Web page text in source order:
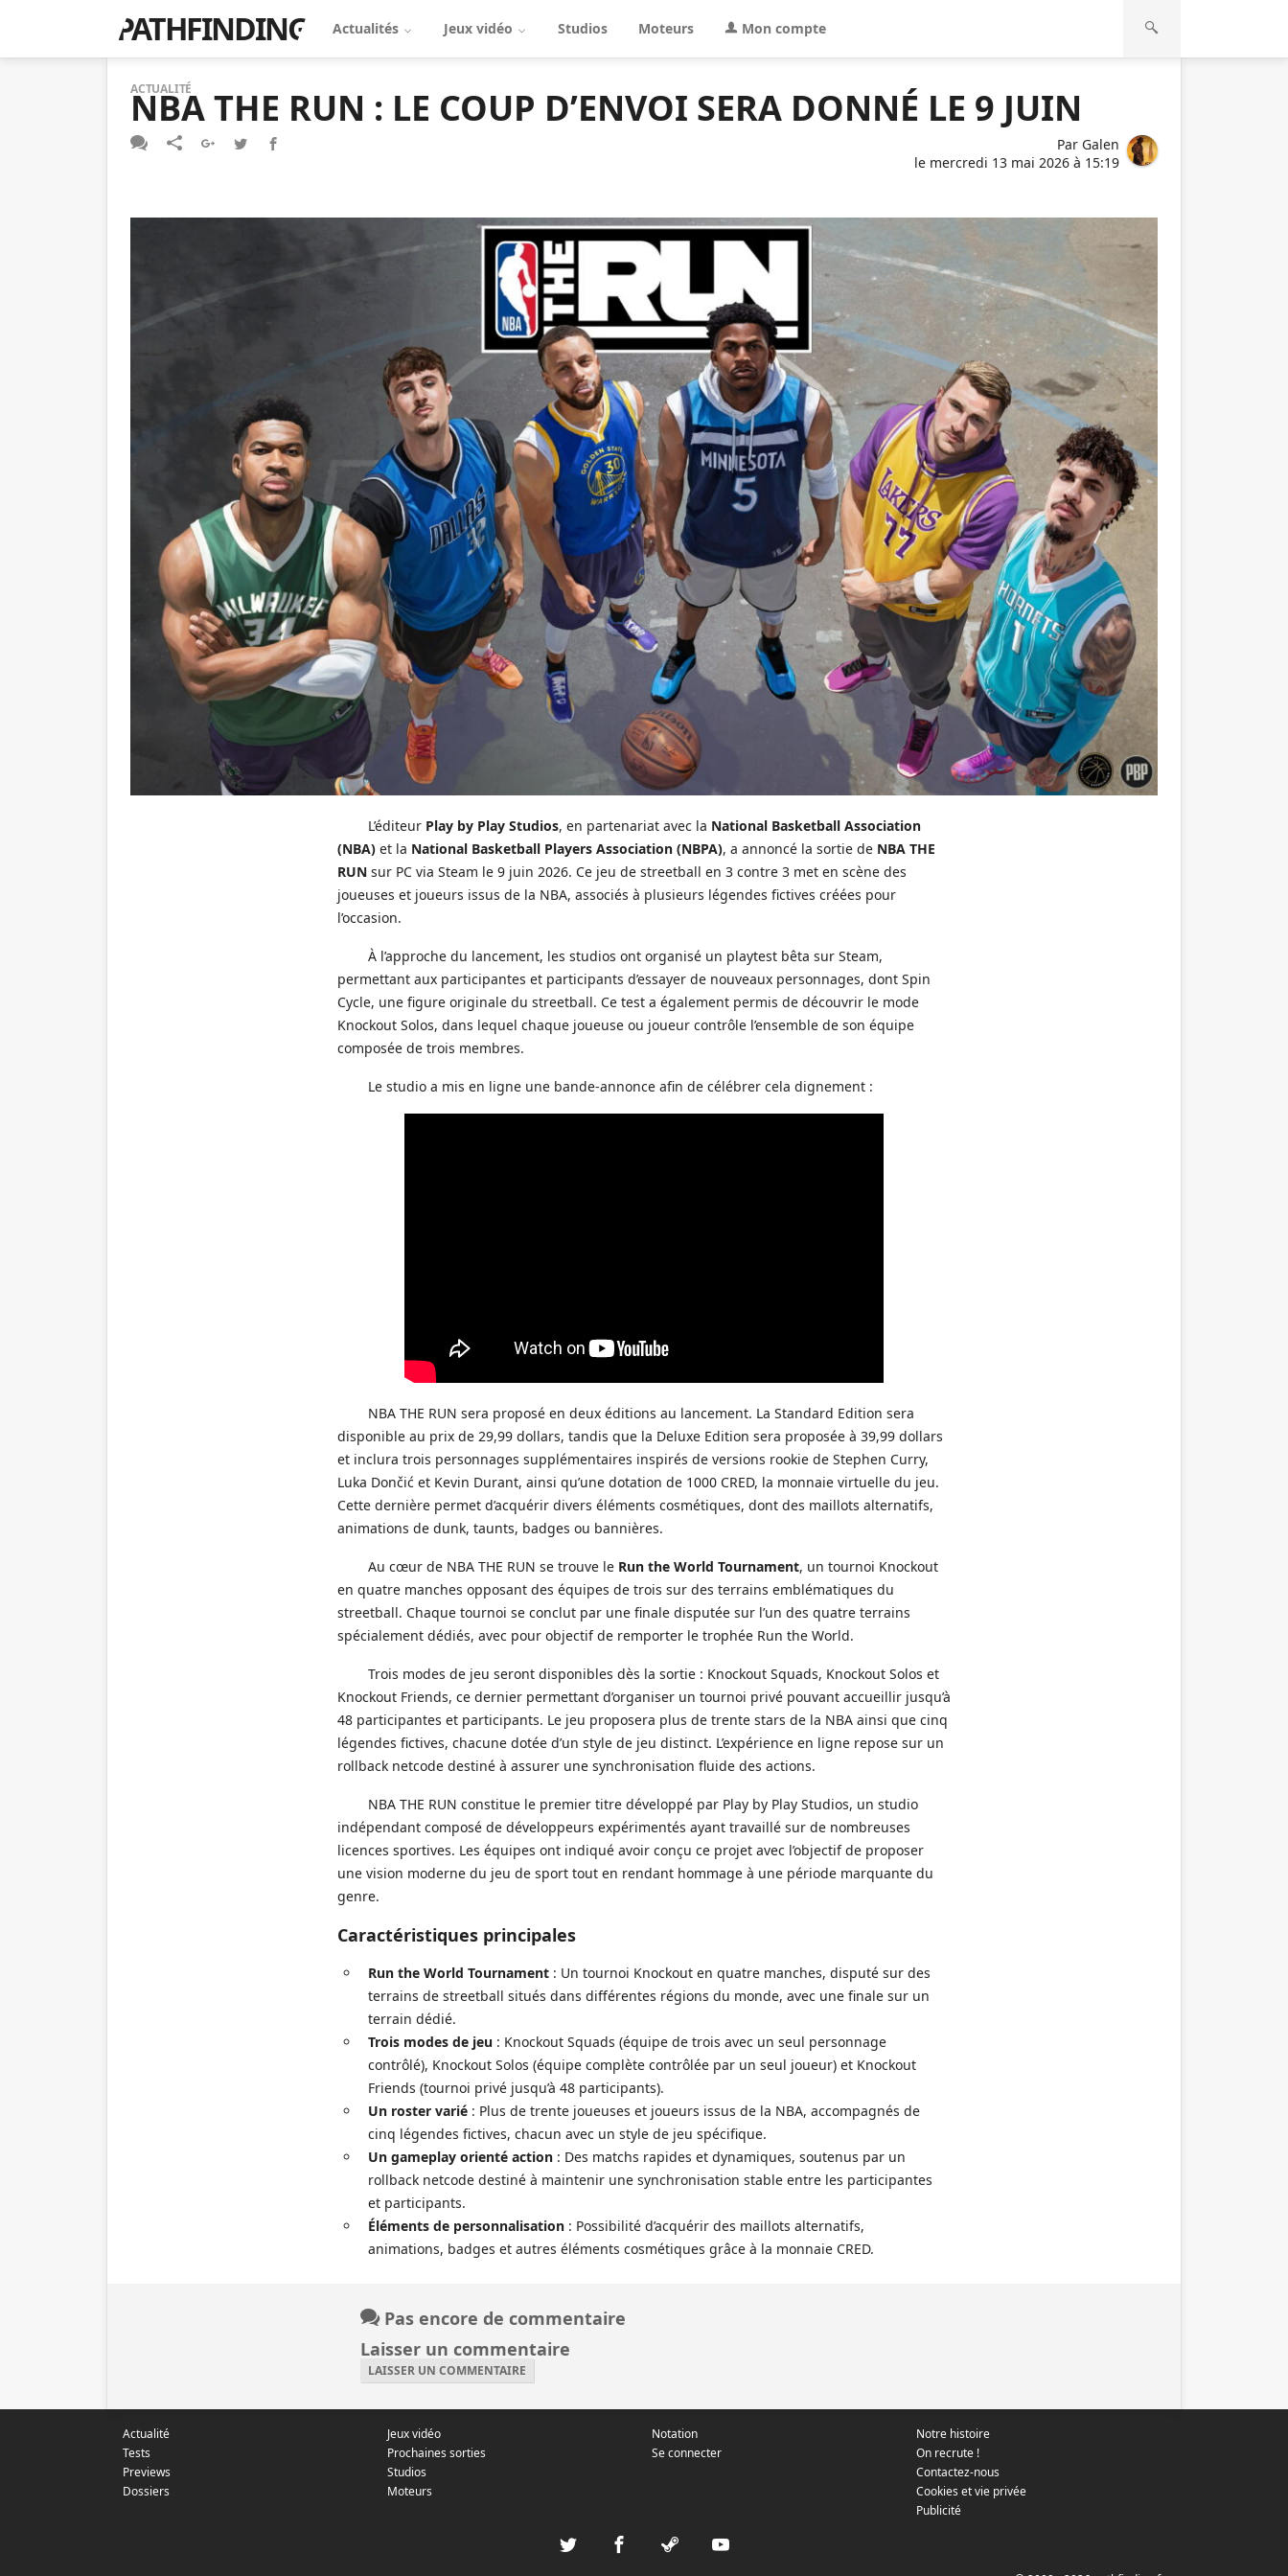
PATHFINDING Actualités Jeux vidéo Studios Moteurs Mon compte
ACTUALITÉ
NBA THE RUN : LE COUP D’ENVOI SERA DONNÉ LE 9 JUIN
Par Galen
le mercredi 13 mai 2026 à 15:19
L’éditeur Play by Play Studios, en partenariat avec la National Basketball Association
(NBA) et la National Basketball Players Association (NBPA), a annoncé la sortie de NBA THE
RUN sur PC via Steam le 9 juin 2026. Ce jeu de streetball en 3 contre 3 met en scène des
joueuses et joueurs issus de la NBA, associés à plusieurs légendes fictives créées pour
l’occasion.
À l’approche du lancement, les studios ont organisé un playtest bêta sur Steam,
permettant aux participantes et participants d’essayer de nouveaux personnages, dont Spin
Cycle, une figure originale du streetball. Ce test a également permis de découvrir le mode
Knockout Solos, dans lequel chaque joueuse ou joueur contrôle l’ensemble de son équipe
composée de trois membres.
Le studio a mis en ligne une bande-annonce afin de célébrer cela dignement :
NBA THE RUN sera proposé en deux éditions au lancement. La Standard Edition sera
disponible au prix de 29,99 dollars, tandis que la Deluxe Edition sera proposée à 39,99 dollars
et inclura trois personnages supplémentaires inspirés de versions rookie de Stephen Curry,
Luka Dončić et Kevin Durant, ainsi qu’une dotation de 1000 CRED, la monnaie virtuelle du jeu.
Cette dernière permet d’acquérir divers éléments cosmétiques, dont des maillots alternatifs,
animations de dunk, taunts, badges ou bannières.
Au cœur de NBA THE RUN se trouve le Run the World Tournament, un tournoi Knockout
en quatre manches opposant des équipes de trois sur des terrains emblématiques du
streetball. Chaque tournoi se conclut par une finale disputée sur l’un des quatre terrains
spécialement dédiés, avec pour objectif de remporter le trophée Run the World.
Trois modes de jeu seront disponibles dès la sortie : Knockout Squads, Knockout Solos et
Knockout Friends, ce dernier permettant d’organiser un tournoi privé pouvant accueillir jusqu’à
48 participantes et participants. Le jeu proposera plus de trente stars de la NBA ainsi que cinq
légendes fictives, chacune dotée d’un style de jeu distinct. L’expérience en ligne repose sur un
rollback netcode destiné à assurer une synchronisation fluide des actions.
NBA THE RUN constitue le premier titre développé par Play by Play Studios, un studio
indépendant composé de développeurs expérimentés ayant travaillé sur de nombreuses
licences sportives. Les équipes ont indiqué avoir conçu ce projet avec l’objectif de proposer
une vision moderne du jeu de sport tout en rendant hommage à une période marquante du
genre.
Caractéristiques principales
Run the World Tournament : Un tournoi Knockout en quatre manches, disputé sur des
terrains de streetball situés dans différentes régions du monde, avec une finale sur un
terrain dédié.
Trois modes de jeu : Knockout Squads (équipe de trois avec un seul personnage
contrôlé), Knockout Solos (équipe complète contrôlée par un seul joueur) et Knockout
Friends (tournoi privé jusqu’à 48 participants).
Un roster varié : Plus de trente joueuses et joueurs issus de la NBA, accompagnés de
cinq légendes fictives, chacun avec un style de jeu spécifique.
Un gameplay orienté action : Des matchs rapides et dynamiques, soutenus par un
rollback netcode destiné à maintenir une synchronisation stable entre les participantes
et participants.
Éléments de personnalisation : Possibilité d’acquérir des maillots alternatifs,
animations, badges et autres éléments cosmétiques grâce à la monnaie CRED.
Pas encore de commentaire
Laisser un commentaire
LAISSER UN COMMENTAIRE
Actualité
Tests
Previews
Dossiers
Jeux vidéo
Prochaines sorties
Studios
Moteurs
Notation
Se connecter
Notre histoire
On recrute !
Contactez-nous
Cookies et vie privée
Publicité